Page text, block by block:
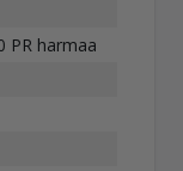
PR harmaa